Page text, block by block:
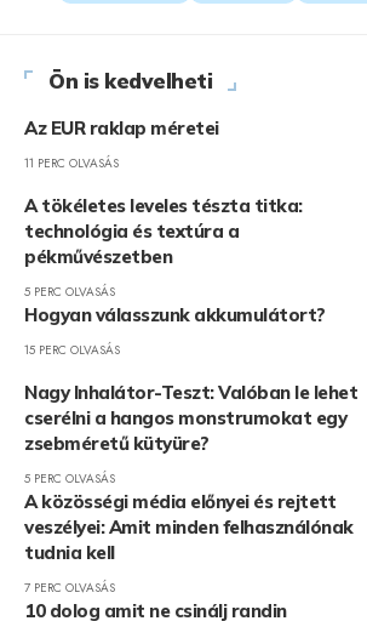
Ön is kedvelheti
Az EUR raklap méretei
11 PERC OLVASÁS
A tökéletes leveles tészta titka:
technológia és textúra a
pékművészetben
5 PERC OLVASÁS
Hogyan válasszunk akkumulátort?
15 PERC OLVASÁS
Nagy Inhalátor-Teszt: Valóban le lehet
cserélni a hangos monstrumokat egy
zsebméretű kütyüre?
5 PERC OLVASÁS
A közösségi média előnyei és rejtett
veszélyei: Amit minden felhasználónak
tudnia kell
7 PERC OLVASÁS
10 dolog amit ne csinálj randin